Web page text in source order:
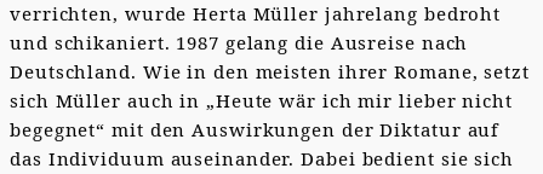
verrichten, wurde Herta Müller jahrelang bedroht
und schikaniert. 1987 gelang die Ausreise nach
Deutschland. Wie in den meisten ihrer Romane, setzt
sich Müller auch in „Heute wär ich mir lieber nicht
begegnet“ mit den Auswirkungen der Diktatur auf
das Individuum auseinander. Dabei bedient sie sich